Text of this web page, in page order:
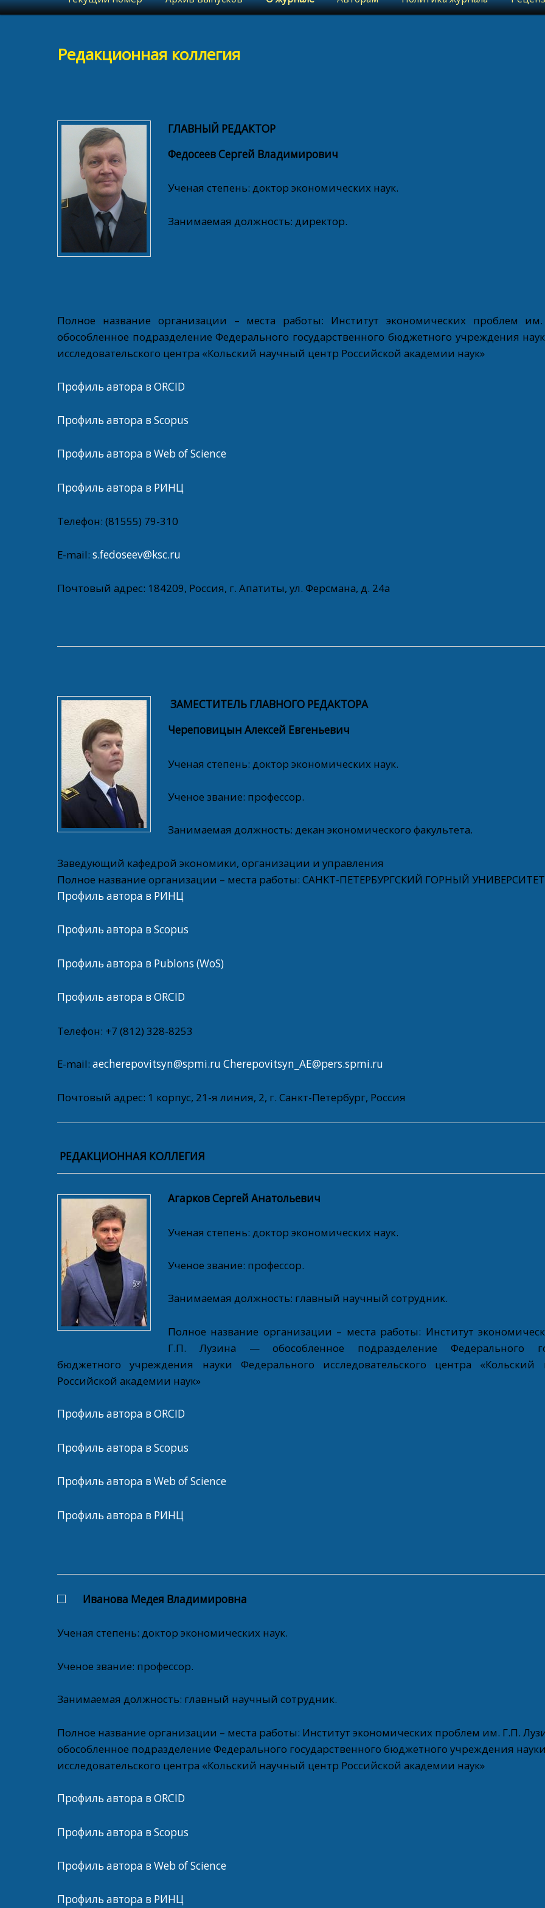
Редакционная коллегия
ГЛАВНЫЙ РЕДАКТОР
Федосеев Сергей Владимирович
Ученая степень: доктор экономических наук.
Занимаемая должность: директор.
Полное название организации – места работы: Институт экономических проблем
обособленное подразделение Федерального государственного бюджетного учреждения
исследовательского центра «Кольский научный центр Российской академии наук»
Профиль автора в ORCID
Профиль автора в Scopus
Профиль автора в Web of Science
Профиль автора в РИНЦ
Телефон: (81555) 79-310
E-mail:s.fedoseev@ksc.ru
Почтовый адрес: 184209, Россия, г. Апатиты, ул. Ферсмана, д. 24а
ЗАМЕСТИТЕЛЬ ГЛАВНОГО РЕДАКТОРА
Череповицын Алексей Евгеньевич
Ученая степень: доктор экономических наук.
Ученое звание: профессор.
Занимаемая должность: декан экономического факультета.
Заведующий кафедрой экономики, организации и управления
Полное название организации – места работы: САНКТ-ПЕТЕРБУРГСКИЙ ГОРНЫЙ УНИВЕРСИТЕТ
Профиль автора в РИНЦ
Профиль автора в Scopus
Профиль автора в Publons (WoS)
Профиль автора в ORCID
Телефон: +7 (812) 328-8253
E-mail:aecherepovitsyn@spmi.ru Cherepovitsyn_AE@pers.spmi.ru
Почтовый адрес: 1 корпус, 21-я линия, 2, г. Санкт-Петербург, Россия
РЕДАКЦИОННАЯ КОЛЛЕГИЯ
Агарков Сергей Анатольевич
Ученая степень: доктор экономических наук.
Ученое звание: профессор.
Занимаемая должность: главный научный сотрудник.
Полное название организации – места работы: Институт
Г.П. Лузина — обособленное подразделение Федерального
бюджетного учреждения науки Федерального исследовательского центра
Российской академии наук»
Профиль автора в ORCID
Профиль автора в Scopus
Профиль автора в Web of Science
Профиль автора в РИНЦ
Иванова Медея Владимировна
Ученая степень: доктор экономических наук.
Ученое звание: профессор.
Занимаемая должность: главный научный сотрудник.
Полное название организации – места работы: Институт экономических проблем им. Г.П.
обособленное подразделение Федерального государственного бюджетного учреждения
исследовательского центра «Кольский научный центр Российской академии наук»
Профиль автора в ORCID
Профиль автора в Scopus
Профиль автора в Web of Science
Профиль автора в РИНЦ